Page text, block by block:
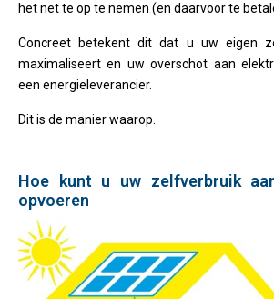
het net te op te nemen (en daarvoor te
Concreet betekent dit dat u uw eigen
maximaliseert en uw overschot aan
een energieleverancier.
Dit is de manier waarop.
Hoe kunt u uw zelfverbruik
opvoeren